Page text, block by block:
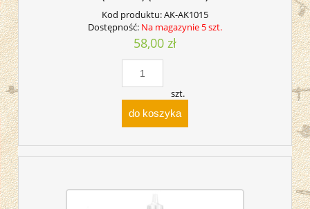
Kod produktu:AK-AK1015
Dostępność: Na magazynie 5 szt.
58,00 zł
szt.
do koszyka